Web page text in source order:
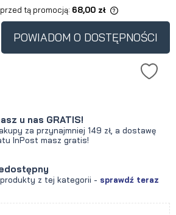
tą promocją: 68,00 zł
jest sprzedawany
30 dni, wyświetlana jest
się w sprzedaży.
POWIADOM O DOSTĘPNOŚCI
u nas GRATIS!
za przynajmniej 149 zł, a dostawę
InPost masz gratis!
z tej kategorii - sprawdź teraz